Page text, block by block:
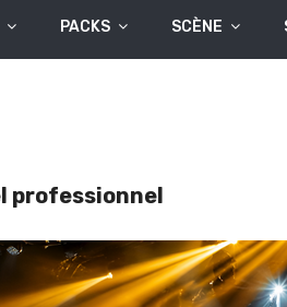
PACKS SCÈNE
professionnel